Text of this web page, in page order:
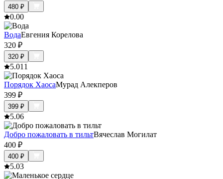
480 ₽
0.00
ВодаЕвгения Корелова
320 ₽
320 ₽
5.011
Порядок ХаосаМурад Алекперов
399 ₽
399 ₽
5.06
Добро пожаловать в тильтВячеслав Могилат
400 ₽
400 ₽
5.03